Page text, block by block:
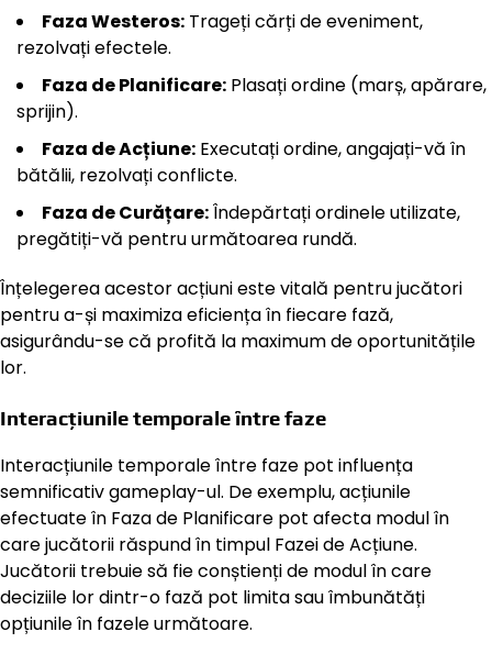
Faza Westeros: Trageți cărți de eveniment,
rezolvați efectele.
Faza de Planificare: Plasați ordine (marș, apărare,
sprijin).
Faza de Acțiune: Executați ordine, angajați-vă în
bătălii, rezolvați conflicte.
Faza de Curățare:Îndepărtați ordinele utilizate,
pregătiți-vă pentru următoarea rundă.
Înțelegerea acestor acțiuni este vitală pentru jucători
pentru a-și maximiza eficiența în fiecare fază,
asigurându-se că profită la maximum de oportunitățile
lor.
Interacțiunile temporale între faze
Interacțiunile temporale între faze pot influența
semnificativ gameplay-ul. De exemplu, acțiunile
efectuate în Faza de Planificare pot afecta modul în
care jucătorii răspund în timpul Fazei de Acțiune.
Jucătorii trebuie să fie conștienți de modul în care
deciziile lor dintr-o fază pot limita sau îmbunătăți
opțiunile în fazele următoare.